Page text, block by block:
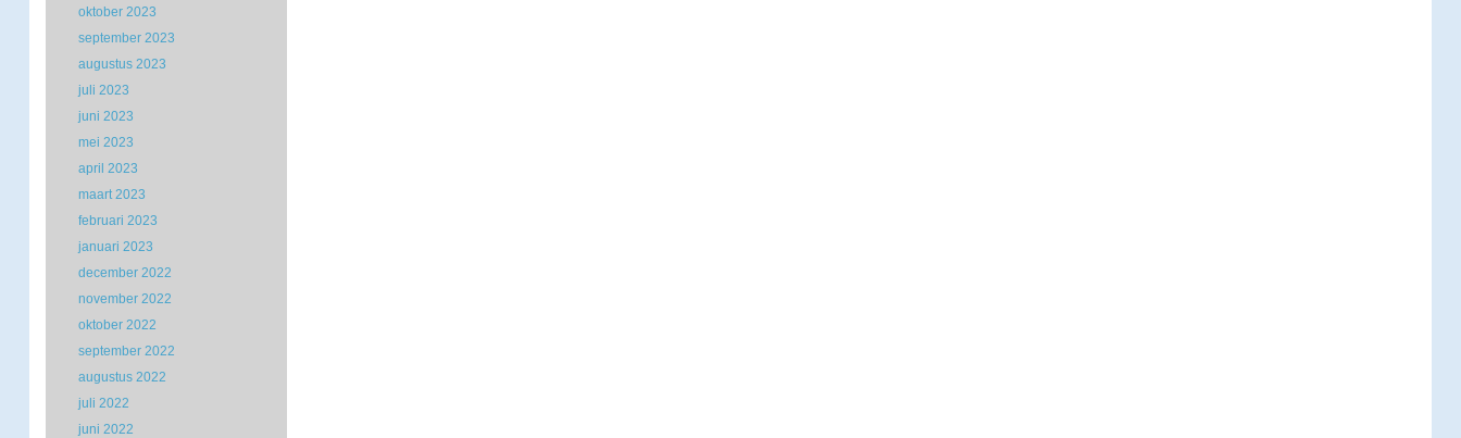
oktober 2023
september 2023
augustus 2023
juli 2023
juni 2023
mei 2023
april 2023
maart 2023
februari 2023
januari 2023
december 2022
november 2022
oktober 2022
september 2022
augustus 2022
juli 2022
juni 2022